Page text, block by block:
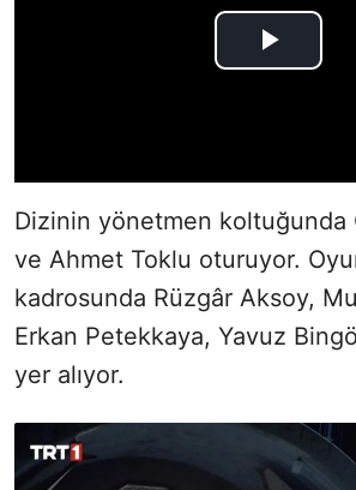
Dizinin yönetmen koltuğunda
ve Ahmet Toklu oturuyor.
kadrosunda Rüzgâr Aksoy,
Erkan Petekkaya, Yavuz
yer alıyor.